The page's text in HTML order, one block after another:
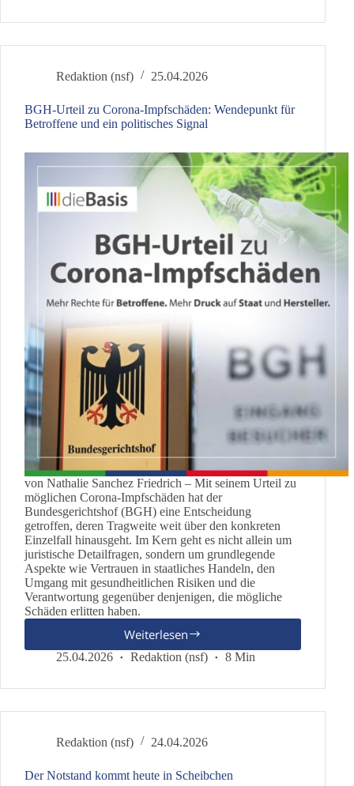
Wal
für
deutsche
Politik
Redaktion (nsf) 25.04.2026
BGH-Urteil zu Corona-Impfschäden: Wendepunkt für
Betroffene und ein politisches Signal
von Nathalie Sanchez Friedrich – Mit seinem Urteil zu
möglichen Corona-Impfschäden hat der
Bundesgerichtshof (BGH) eine Entscheidung
getroffen, deren Tragweite weit über den konkreten
Einzelfall hinausgeht. Im Kern geht es nicht allein um
juristische Detailfragen, sondern um grundlegende
Aspekte wie Vertrauen in staatliches Handeln, den
Umgang mit gesundheitlichen Risiken und die
Verantwortung gegenüber denjenigen, die mögliche
Schäden erlitten haben.
Weiterlesen
BGH-
Urteil
Corona-
für
Betroffene
und
25.04.2026 Redaktion (nsf) 8 Min
Redaktion (nsf) 24.04.2026
Der Notstand kommt heute in Scheibchen